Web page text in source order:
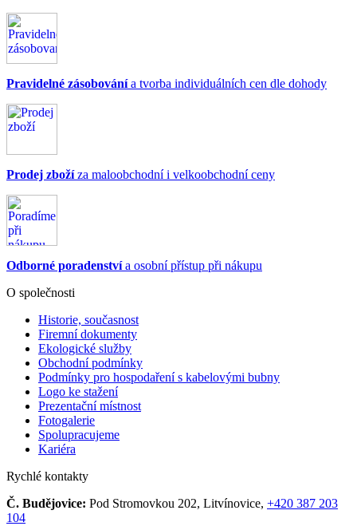
Pravidelné zásobovánía tvorba individuálních cen dle dohody
Prodej zbožíza maloobchodní i velkoobchodní ceny
Odborné poradenstvía osobní přístup při nákupu
O společnosti
Historie, současnost
Firemní dokumenty
Ekologické služby
Obchodní podmínky
Podmínky pro hospodaření s kabelovými bubny
Logo ke stažení
Prezentační místnost
Fotogalerie
Spolupracujeme
Kariéra
Rychlé kontakty
Č. Budějovice: Pod Stromovkou 202, Litvínovice, +420 387 203
104